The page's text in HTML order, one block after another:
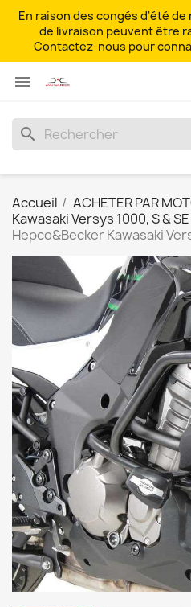
En raison des congés d'été
de livraison peuvent être
Contactez-nous pour

search
Accueil ACHETER PAR
Kawasaki Versys 1000, S &
Hepco&Becker Kawasaki